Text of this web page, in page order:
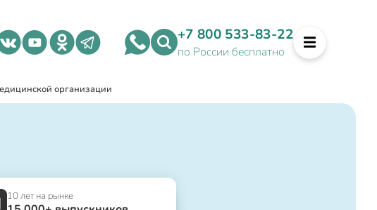
+7 800 533-83-22
по России бесплатно
организации
10 лет на рынке